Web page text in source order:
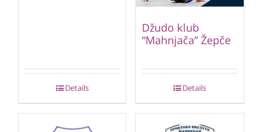
Details
Džudo klub
“Mahnjača” Žepče
Details